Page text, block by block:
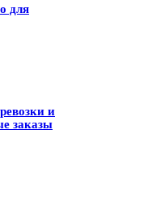
для
и
заказы